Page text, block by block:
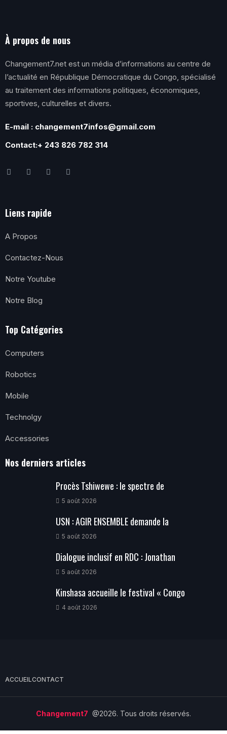
À propos de nous
Changement7.net est un média d’informations au centre de
l’actualité en République Démocratique du Congo, spécialisé
au traitement des informations politiques, économiques,
sportives, culturelles et divers.
E-mail : changement7infos@gmail.com
Contact:+ 243 826 782 314
Liens rapide
A Propos
Contactez-Nous
Notre Youtube
Notre Blog
Top Catégories
Computers
Robotics
Mobile
Technolgy
Accessories
Nos derniers articles
Procès Tshiwewe : le spectre de
5 août 2026
USN : AGIR ENSEMBLE demande la
5 août 2026
Dialogue inclusif en RDC : Jonathan
5 août 2026
Kinshasa accueille le festival « Congo
4 août 2026
ACCUEILCONTACT
Changement7 @2026. Tous droits réservés.